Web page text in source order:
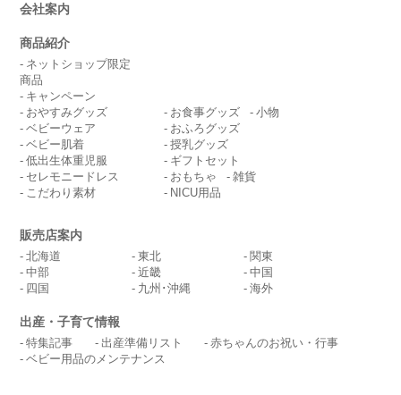
会社案内
商品紹介
ネットショップ限定
商品
キャンペーン
おやすみグッズ
ベビーウェア
ベビー肌着
低出生体重児服
セレモニードレス
こだわり素材
お食事グッズ
小物
おふろグッズ
授乳グッズ
ギフトセット
おもちゃ
雑貨
NICU用品
販売店案内
北海道 東北
関東
中部
近畿
中国
四国
九州･沖縄 海外
出産・子育て情報
特集記事 出産準備リスト
赤ちゃんのお祝い・行事
ベビー用品のメンテナンス